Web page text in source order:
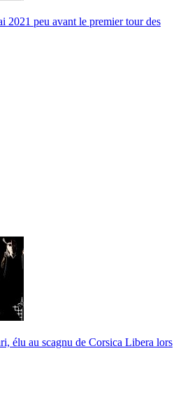
2021 peu avant le premier tour des
élu au scagnu de Corsica Libera lors